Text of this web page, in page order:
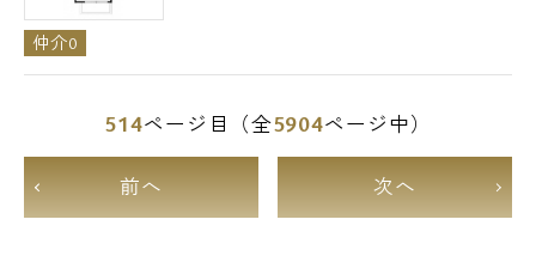
仲介0
514ページ目（全5904ページ中）
前へ 次へ